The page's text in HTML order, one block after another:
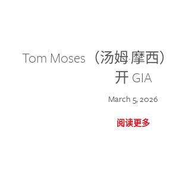
Tom Moses（汤姆·摩
开 GIA
March 5, 2026
阅读更多